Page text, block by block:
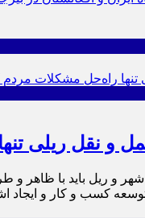
و نقل ریلی
شهر و ریل باید با
کسب و کار و ایجاد